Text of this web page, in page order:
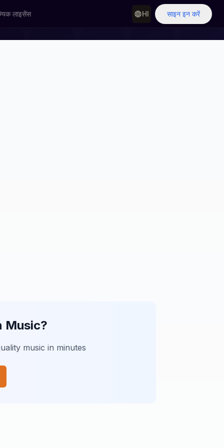
लाइसेंस HI साइन इन करें
Music?
music in minutes